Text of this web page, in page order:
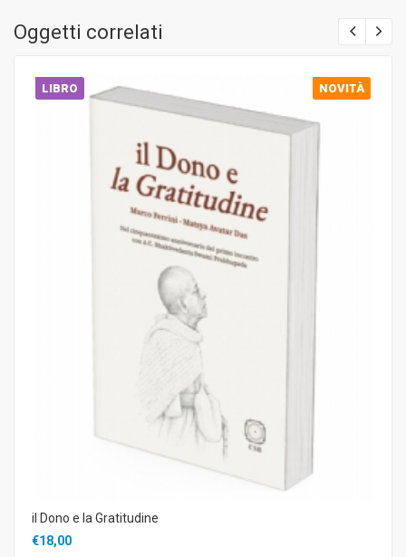
Oggetti correlati
LIBRO NOVITÀ
il Dono e la Gratitudine
€18,00